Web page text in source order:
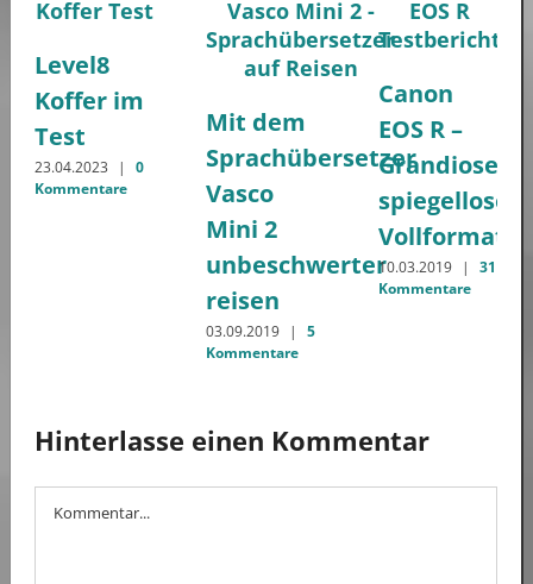
Level8
Koffer im
Test
23.04.2023 |
0
Kommentare
Mit dem
Sprachübersetzer
Vasco
Mini 2
unbeschwerter
reisen
03.09.2019 |
5
Kommentare
Canon
EOS R –
Grandiose
spiegellose
10.03.2019 |
31
Kommentare
Hinterlasse einen Kommentar
Kommentar